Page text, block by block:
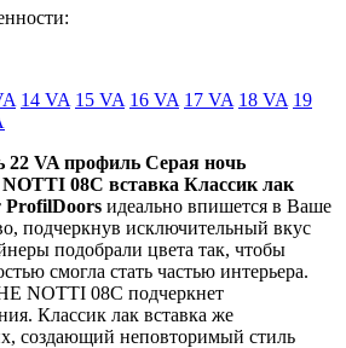
14 VA 15 VA 16 VA 17 VA 18 VA 19
VA профиль Серая ночь
08C вставка Классик лак
ProfilDoors идеально впишется в Ваше
подчеркнув исключительный вкус
подобрали цвета так, чтобы
смогла стать частью интерьера.
NOTTI 08C подчеркнет
Классик лак вставка же
создающий неповторимый стиль